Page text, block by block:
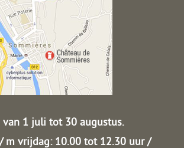
van 1 juli tot 30 augustus.
m vrijdag: 10.00 tot 12.30 uur /